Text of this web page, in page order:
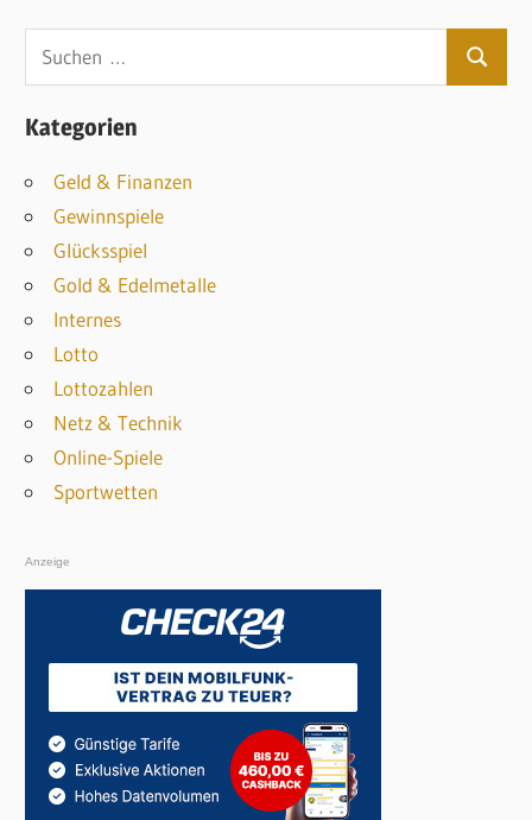
u
c
e
n
n
a
c
h
:
Kategorien
Geld & Finanzen
Gewinnspiele
Glücksspiel
Gold & Edelmetalle
Internes
Lotto
Lottozahlen
Netz & Technik
Online-Spiele
Sportwetten
Anzeige